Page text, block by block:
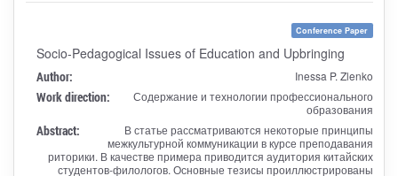
Conference Paper
Socio-Pedagogical Issues of Education and Upbringing
Author: Inessa P. Zlenko
Work direction:
Содержание и технологии профессионального
образования
Abstract:
В статье рассматриваются некоторые принципы
межкультурной коммуникации в курсе преподавания
риторики. В качестве примера приводится аудитория китайских
студентов-филологов. Основные тезисы проиллюстрированы